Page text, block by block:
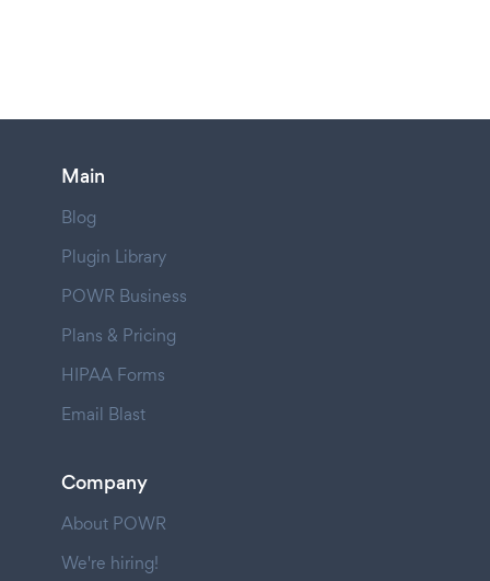
Main
Blog
Plugin Library
POWR Business
Plans & Pricing
HIPAA Forms
Email Blast
Company
About POWR
We're hiring!